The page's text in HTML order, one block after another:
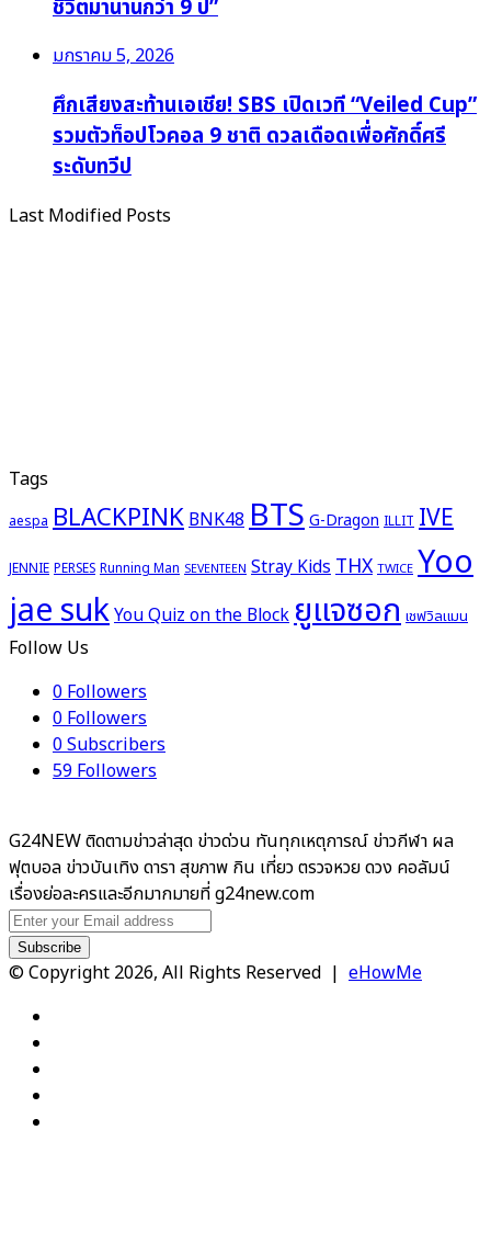
ชีวิตมานานกว่า 9 ปี”
มกราคม 5, 2026
ศึกเสียงสะท้านเอเชีย! SBS เปิดเวที “Veiled Cup”
รวมตัวท็อปโวคอล 9 ชาติ ดวลเดือดเพื่อศักดิ์ศรี
ระดับทวีป
Last Modified Posts
Tags
aespa BLACKPINK BNK48 BTSG-Dragon ILLIT IVE
JENNIE PERSES Running Man SEVENTEEN Stray Kids THX TWICE Yoo
jae sukYou Quiz on the Blockยูแจซอก เชฟวิลแมน
Follow Us
0 Followers
0 Followers
0Subscribers
59 Followers
G24NEW ติดตามข่าวล่าสุด ข่าวด่วน ทันทุกเหตุการณ์ ข่าวกีฬา ผล
ฟุตบอล ข่าวบันเทิง ดารา สุขภาพ กิน เที่ยว ตรวจหวย ดวง คอลัมน์
เรื่องย่อละครและอีกมากมายที่ g24new.com
Enter
your
Email
© Copyright 2026, All Rights Reserved | eHowMe